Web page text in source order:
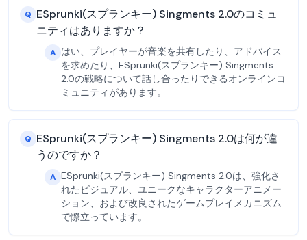
Q ESprunki(スプランキー) Singments 2.0のコミュ
ニティはありますか？
A はい、プレイヤーが音楽を共有したり、アドバイス
を求めたり、ESprunki(スプランキー) Singments
2.0の戦略について話し合ったりできるオンラインコ
ミュニティがあります。
Q ESprunki(スプランキー) Singments 2.0は何が違
うのですか？
A ESprunki(スプランキー) Singments 2.0は、強化さ
れたビジュアル、ユニークなキャラクターアニメー
ション、および改良されたゲームプレイメカニズム
で際立っています。